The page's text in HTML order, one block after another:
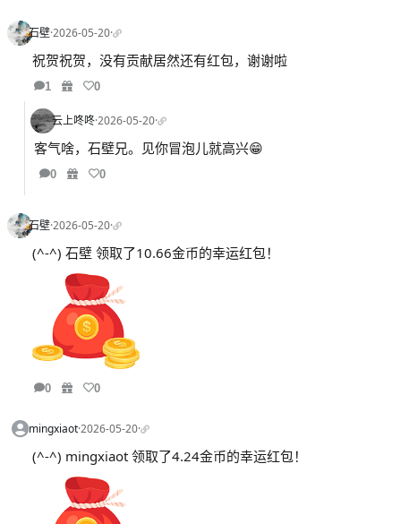
石壁·2026-05-20·
祝贺祝贺，没有贡献居然还有红包，谢谢啦
1 0
云上咚咚·2026-05-20·
客气啥，石壁兄。见你冒泡儿就高兴😁
0 0
石壁·2026-05-20·
(^-^) 石壁 领取了10.66金币的幸运红包！
0 0
mingxiaot·2026-05-20·
(^-^) mingxiaot 领取了4.24金币的幸运红包！